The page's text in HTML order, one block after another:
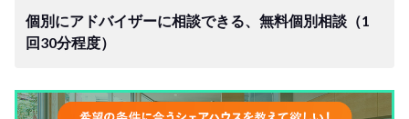
個別にアドバイザーに相談できる、無料個別相談（1
回30分程度）